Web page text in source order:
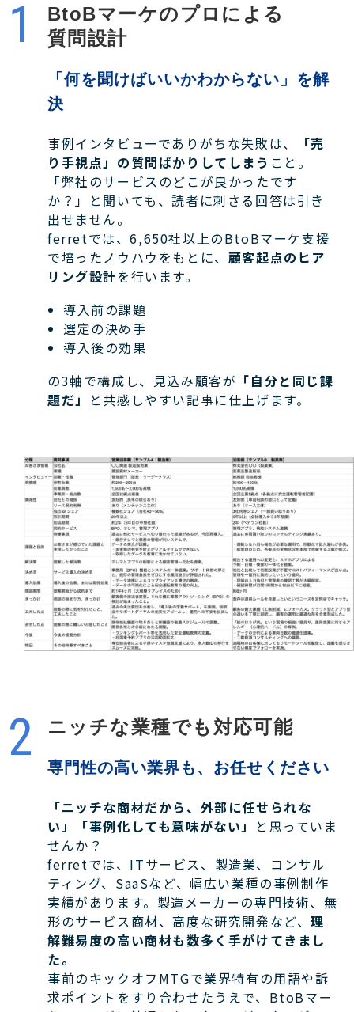
BtoBマーケのプロによる
質問設計
「何を聞けばいいかわからない」を解
決
事例インタビューでありがちな失敗は、
「売
り手視点」の質問ばかりしてしまう こと。
「弊社のサービスのどこが良かったです
か？」と聞いても、読者に刺さる回答は引き
出せません。
ferretでは、6,650社以上のBtoBマーケ支援
で培ったノウハウをもとに、 顧客起点のヒア
リング設計を行います。
導入前の課題
選定の決め手
導入後の効果
の3軸で構成し、見込み顧客が 「自分と同じ課
題だ」
と共感しやすい記事に仕上げます。
ニッチな業種でも対応可能
専門性の高い業界も、お任せください
「ニッチな商材だから、外部に任せられな
い」「事例化しても意味がない」
と思っていま
せんか？
ferretでは、ITサービス、製造業、コンサル
ティング、SaaSなど、幅広い業種の事例制作
実績があります。製造メーカーの専門技術、無
形のサービス商材、高度な研究開発など、理
解難易度の高い商材も数多く手がけてきまし
た。
事前のキックオフMTGで業界特有の用語や訴
求ポイントをすり合わせたうえで、BtoBマー